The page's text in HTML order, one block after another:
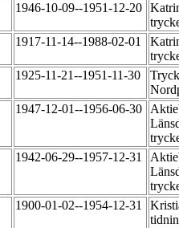
1946-10-09--1951-12-20
1917-11-14--1988-02-01
1925-11-21--1951-11-30
1947-12-01--1956-06-30
1942-06-29--1957-12-31
1900-01-02--1954-12-31